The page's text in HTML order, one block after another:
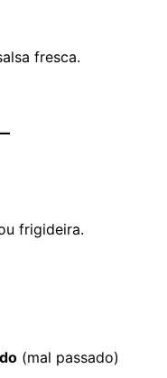
fresca.
frigideira.
(mal passado)